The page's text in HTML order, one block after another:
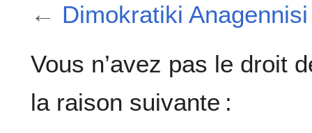
← Dimokratiki
Vous n’avez pas le droit
la raison suivante :